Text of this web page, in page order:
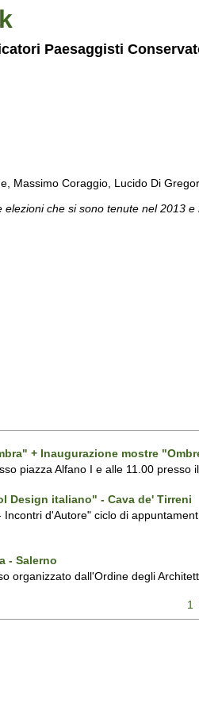
Paesaggisti
Massimo Coraggio, Lucido Di
che si sono tenute nel 2013
+ Inaugurazione mostre
piazza Alfano I e alle 11.00 presso
Design italiano" - Cava de' Tirreni
d'Autore" ciclo di
- Salerno
organizzato dall'Ordine degli
1